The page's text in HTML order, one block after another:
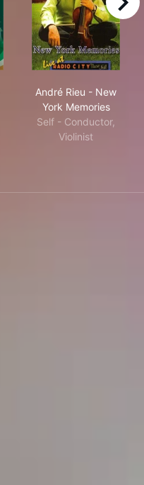
André Rieu - New
York Memories
Self - Conductor,
Violinist
right